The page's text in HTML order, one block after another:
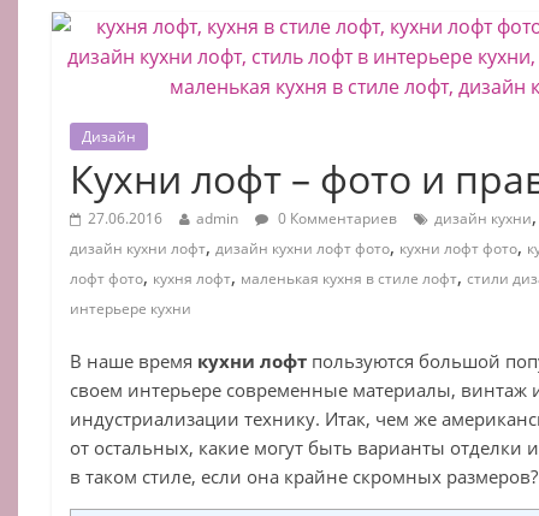
Дизайн
Кухни лофт – фото и
27.06.2016 admin 0 Комментариев дизайн кухни
дизайн кухни лофт,дизайн кухни лофт фото, кухни лофт фото,
лофт фото, кухня лофт, маленькая кухня в стиле лофт,стили
интерьере кухни
В наше время кухни лофт пользуются большой
своем интерьере современные материалы, винтаж
индустриализации технику. Итак, чем же
от остальных, какие могут быть варианты
в таком стиле, если она крайне скромных размеров?